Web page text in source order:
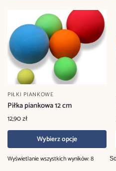
PIŁKI PIANKOWE
Piłka piankowa 12 cm
12,90zł
Wybierz opcje
Wyświetlanie wszystkich wyników: 8